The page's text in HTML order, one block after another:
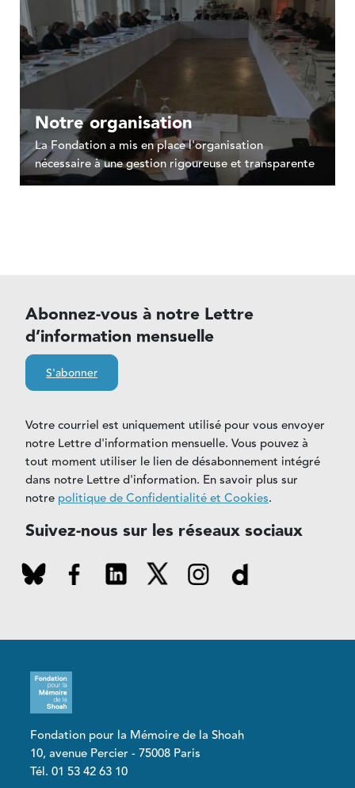
Notre organisation
La Fondation a mis en place l'organisation
nécessaire à une gestion rigoureuse et transparente
Abonnez-vous à notre Lettre
d’information mensuelle
S'abonner
Votre courriel est uniquement utilisé pour vous envoyer
notre Lettre d'information mensuelle. Vous pouvez à
tout moment utiliser le lien de désabonnement intégré
dans notre Lettre d'information. En savoir plus sur
notre politique de Confidentialité et Cookies.
Suivez-nous sur les réseaux sociaux
Fondation pour la Mémoire de la Shoah
10, avenue Percier - 75008 Paris
Tél. 01 53 42 63 10